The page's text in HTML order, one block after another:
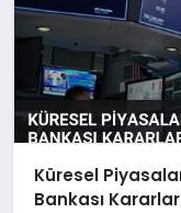
Küresel
Bankası